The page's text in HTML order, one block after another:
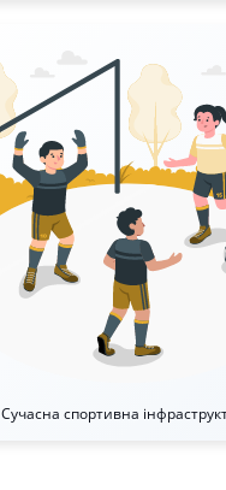
Сучасна спортивна